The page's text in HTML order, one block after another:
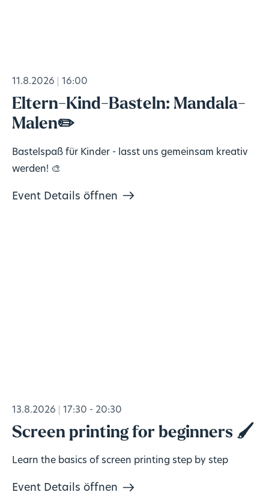
11.8.2026 16:00
Eltern-Kind-Basteln: Mandala-
Malen✏️
Bastelspaß für Kinder - lasst uns gemeinsam kreativ
werden! 🎨
Event Details öffnen
13.8.2026 17:30 - 20:30
Screen printing for beginners 🖌️
Learn the basics of screen printing step by step
Event Details öffnen